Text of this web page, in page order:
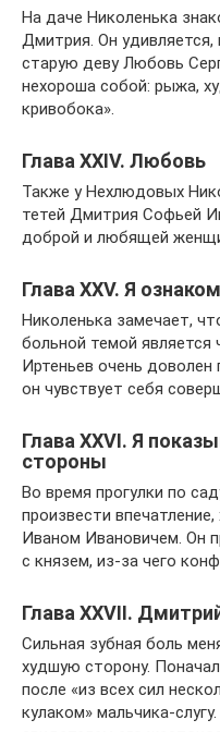
На даче Николенька
Дмитрия. Он удивляется,
старую деву Любовь
нехороша собой: рыжа,
кривобока».
Глава XXIV. Любовь
Также у Нехлюдовых
тетей Дмитрия Софьей
доброй и любящей
Глава XXV. Я
Николенька замечает,
больной темой является
Иртеньев очень
он чувствует себя
Глава XXVI. Я
стороны
Во время прогулки по
произвести
Иваном Ивановичем. Он
с князем, из-за чего
Глава XXVII.
Сильная зубная боль
худшую сторону.
после «из всех сил
кулаком» мальчика-